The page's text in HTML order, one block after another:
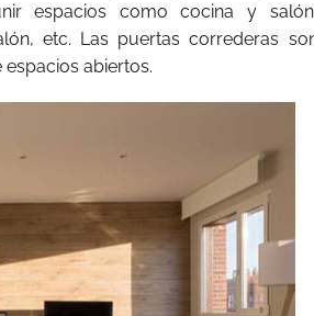
espacios como cocina y
etc. Las puertas correderas
abiertos.